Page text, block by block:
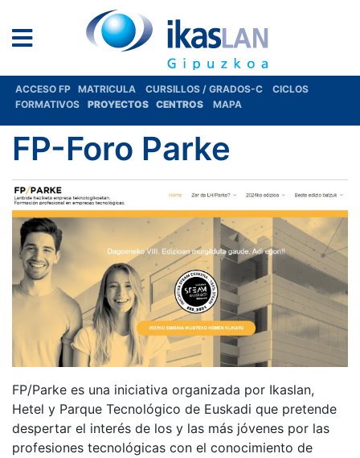
ACCESO FP MATRICULA CURSILLOS / GRADOS-C
CICLOS
FORMATIVOS
PROYECTOS CENTROS MAPA
FP-Foro Parke
FP/Parke es una iniciativa organizada por Ikaslan,
Hetel y Parque Tecnológico de Euskadi que pretende
despertar el interés de los y las más jóvenes por las
profesiones tecnológicas con el conocimiento de